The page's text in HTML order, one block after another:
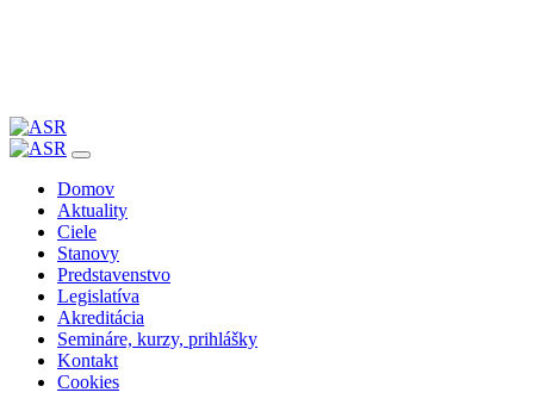
Skip
contentDomov
Aktuality
Ciele
Stanovy
Predstavenstvo
Legislatíva
Akreditácia
Semináre, kurzy, prihlášky
Kontakt
Cookies